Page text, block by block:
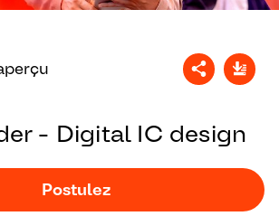
- Digital IC design
Postulez